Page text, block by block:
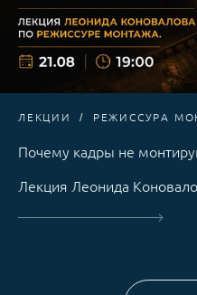
ЛЕКЦИИ РЕЖИССУРА
Почему кадры не
Лекция Леонида